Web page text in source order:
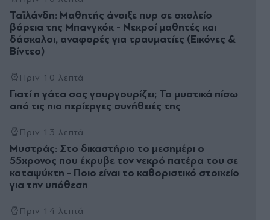
Ταϊλάνδη: Μαθητής άνοιξε πυρ σε σχολείο
βόρεια της Μπανγκόκ - Νεκροί μαθητές και
δάσκαλοι, αναφορές για τραυματίες (Εικόνες &
Βίντεο)
Πριν 10 λεπτά
Γιατί η γάτα σας γουργουρίζει; Τα μυστικά πίσω
από τις πιο περίεργες συνήθειές της
Πριν 13 λεπτά
Μυστράς: Στο δικαστήριο το μεσημέρι ο
55χρονος που έκρυβε τον νεκρό πατέρα του σε
καταψύκτη - Ποιο είναι το καθοριστικό στοιχείο
για την υπόθεση
Πριν 14 λεπτά